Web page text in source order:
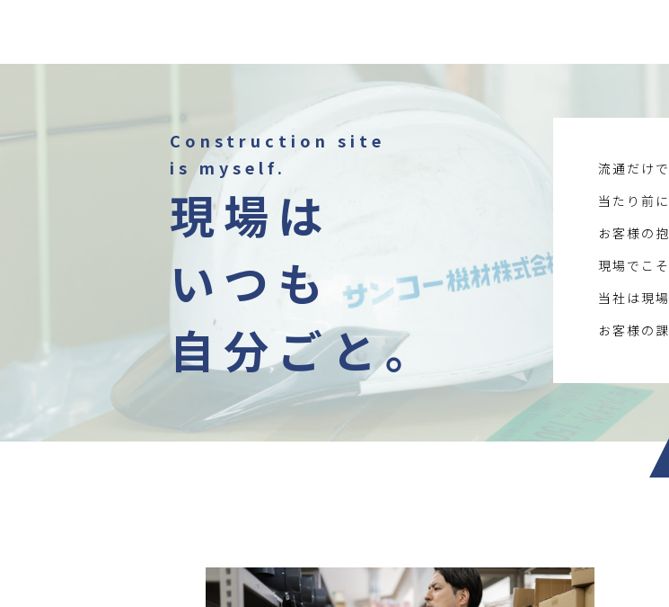
Construction site
is myself.
現場は
いつも
自分ごと。
流通だけ
当たり前
お客様の
現場でこ
当社は現
お客様の